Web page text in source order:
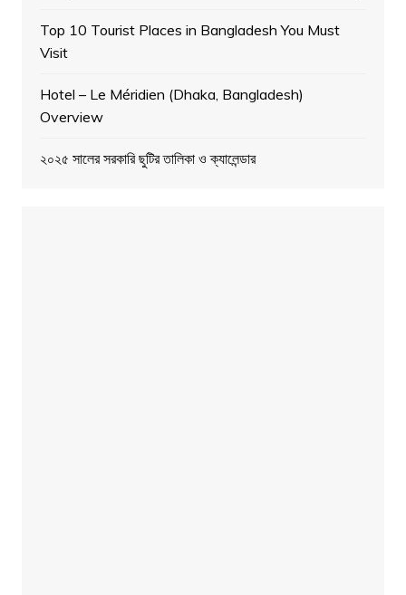
Top 10 Tourist Places in Bangladesh You Must
Visit
Hotel – Le Méridien (Dhaka, Bangladesh)
Overview
২০২৫ সালের সরকারি ছুটির তালিকা ও ক্যালেন্ডার